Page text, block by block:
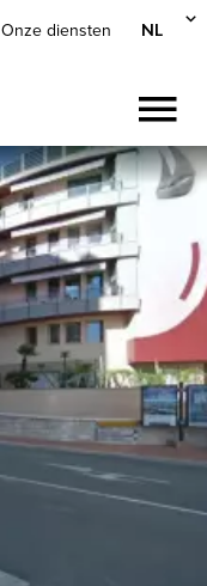
Onze diensten NL